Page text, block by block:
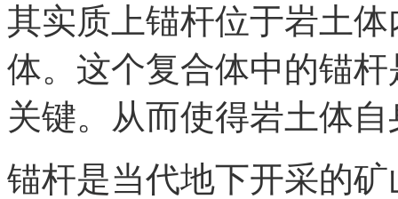
其实质上锚杆位于岩土
体。这个复合体中的锚
关键。从而使得岩土体
锚杆是当代地下开采的